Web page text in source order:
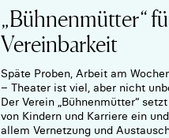
„Bühnenmütter“
Vereinbarkeit
Späte Proben, Arbeit am
– Theater ist viel, aber nicht
Der Verein „Bühnenmütter“
von Kindern und Karriere ein
allem Vernetzung und